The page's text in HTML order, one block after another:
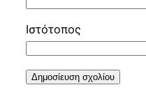
Ιστότοπος